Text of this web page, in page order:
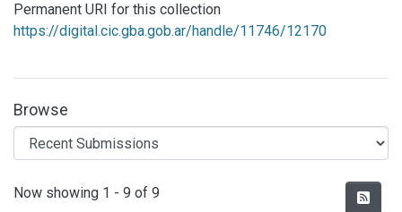
Permanent URI for this collection
https://digital.cic.gba.gob.ar/handle/11746/12170
Browse
Recent Submissions
Now showing 1 - 9 of 9